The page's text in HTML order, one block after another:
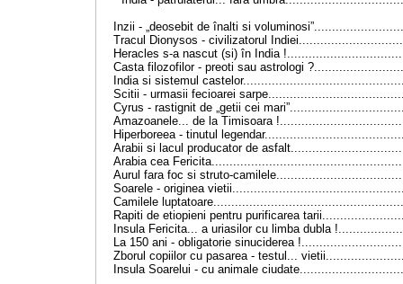
Inzii - „deosebit de înalti si voluminosi”
Tracul Dionysos - civilizatorul Indiei
Heracles s-a nascut (si) în India !
Casta filozofilor - preoti sau astrologi ?
India si sistemul castelor
Scitii - urmasii fecioarei sarpe
Cyrus - rastignit de „getii cei mari”
Amazoanele... de la Timisoara !
Hiperboreea - tinutul legendar
Arabii si lacul producator de asfalt
Arabia cea Fericita
Aurul fara foc si struto-camilele
Soarele - originea vietii
Camilele luptatoare
Rapiti de etiopieni pentru purificarea tarii
Insula Fericita... a uriasilor cu limba dubla !
La 150 ani - obligatorie sinuciderea !
Zborul copiilor cu pasarea - testul... vietii
Insula Soarelui - cu animale ciudate